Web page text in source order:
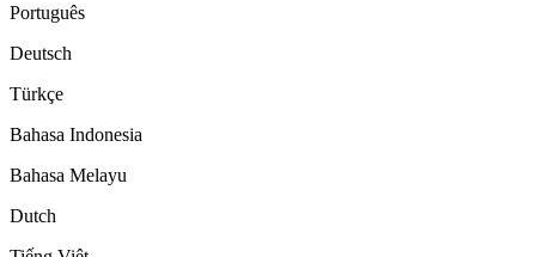
Português
Deutsch
Türkçe
Bahasa Indonesia
Bahasa Melayu
Dutch